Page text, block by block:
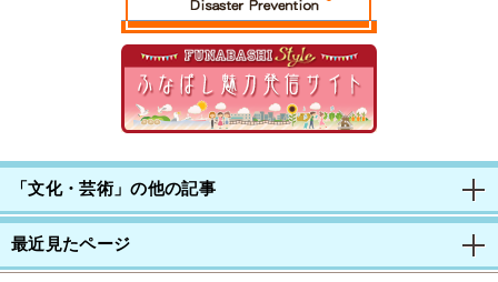
「文化・芸術」の他の記事
最近見たページ